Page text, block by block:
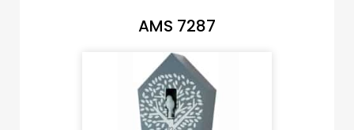
AMS 7287